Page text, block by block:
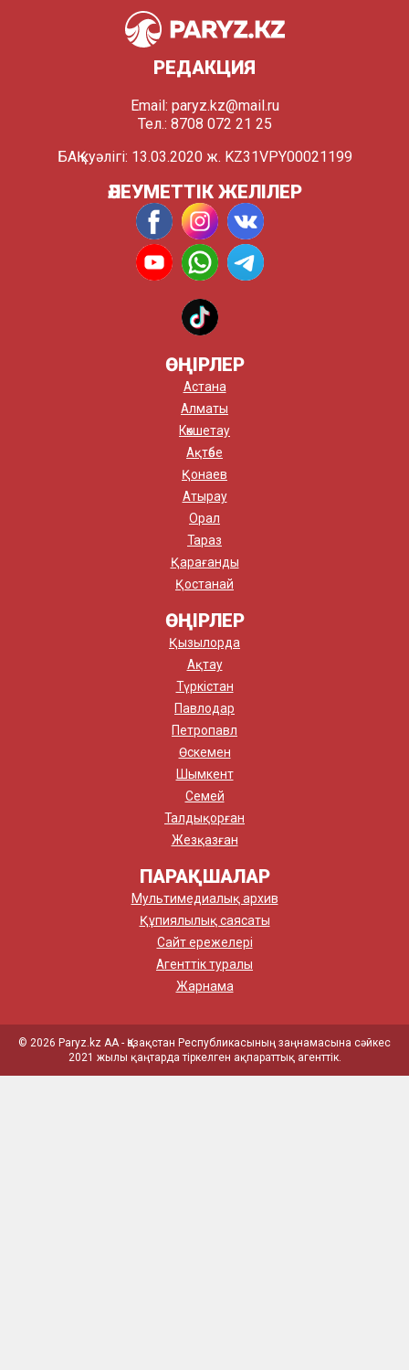
РЕДАКЦИЯ
Email: paryz.kz@mail.ru
Тел.: 8708 072 21 25
БАҚ куәлігі: 13.03.2020 ж. KZ31VPY00021199
ӘЛЕУМЕТТІК ЖЕЛІЛЕР
ӨҢІРЛЕР
Астана
Алматы
Көкшетау
Ақтөбе
Қонаев
Атырау
Орал
Тараз
Қарағанды
Қостанай
ӨҢІРЛЕР
Қызылорда
Ақтау
Түркістан
Павлодар
Петропавл
Өскемен
Шымкент
Семей
Талдықорған
Жезқазған
ПАРАҚШАЛАР
Мультимедиалық архив
Құпиялылық саясаты
Сайт ережелері
Агенттік туралы
Жарнама
© 2026 Paryz.kz АА - Қазақстан Республикасының заңнамасына сәйкес
2021 жылы қаңтарда тіркелген ақпараттық агенттік.